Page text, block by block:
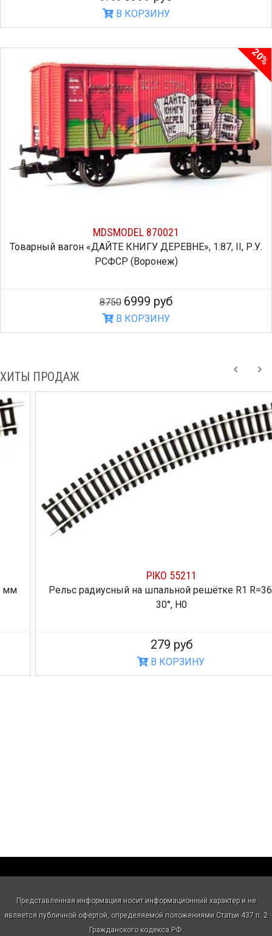
В КОРЗИНУ
MDSMODEL 870021
Товарный вагон «ДАЙТЕ КНИГУ ДЕРЕВНЕ», 1:87, II, Р.У.
РСФСР (Воронеж)
20%
8750 6999 руб
В КОРЗИНУ
ХИТЫ ПРОДАЖ
PIKO 55211
Рельс радиусный на шпальной решётке R1 R=360 мм
279 руб
В КОРЗИНУ
Представленная информация носит информационный характер и не
является публичной офертой, определяемой положениями Статьи 437 п. 2
Гражданского кодекса РФ.